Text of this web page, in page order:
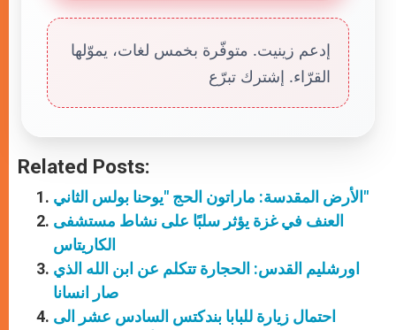
إدعم زينيت. متوفّرة بخمس لغات، يموّلها
القرّاء. إشترك تبرّع
Related Posts:
الأرض المقدسة: ماراتون الحج "يوحنا بولس الثاني"
العنف في غزة يؤثر سلبًا على نشاط مستشفى
الكاريتاس
اورشليم القدس: الحجارة تتكلم عن ابن الله الذي
صار انسانا
احتمال زيارة للبابا بندكتس السادس عشر الى